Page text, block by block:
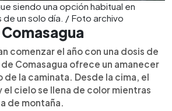
siendo una opción habitual en
de un solo día. / Foto archivo
comenzar el año con una dosis de
Comasagua ofrece un amanecer
de la caminata. Desde la cima, el
el cielo se llena de color mientras
de montaña.